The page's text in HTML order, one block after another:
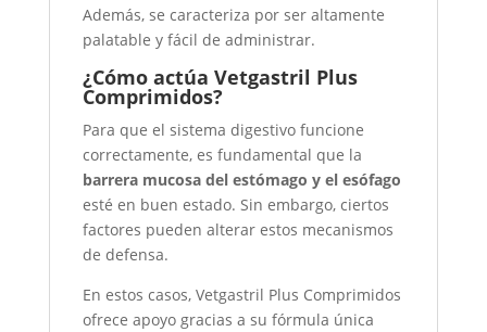
Además, se caracteriza por ser altamente
palatable y fácil de administrar.
¿Cómo actúa Vetgastril Plus
Comprimidos?
Para que el sistema digestivo funcione
correctamente, es fundamental que la
barrera mucosa del estómago y el esófago
esté en buen estado. Sin embargo, ciertos
factores pueden alterar estos mecanismos
de defensa.
En estos casos, Vetgastril Plus Comprimidos
ofrece apoyo gracias a su fórmula única